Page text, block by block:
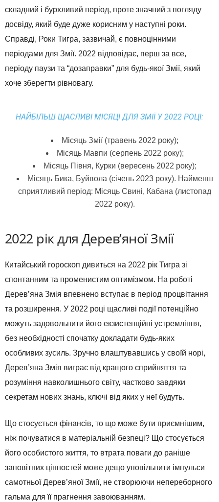
складний і бурхливий період, проте значний з погляду
досвіду, який буде дуже корисним у наступні роки.
Справді, Роки Тигра, зазвичай, є повноцінними
періодами для Змії. 2022 відповідає, перш за все,
періоду паузи та “дозаправки” для будь-якої Змії, який
хоче зберегти рівновагу.
НАЙБІЛЬШ ЩАСЛИВІ МІСЯЦІ ДЛЯ ЗМІЇ У 2022 РОЦІ:
Місяць Змії (травень 2022 року);
Місяць Мавпи (серпень 2022 року);
Місяць Півня, Курки (вересень 2022 року);
Місяць Бика, Буйвола (січень 2023 року). Найменш
сприятливий період: Місяць Свині, Кабана (листопад
2022 року).
2022 рік для Дерев’яної Змії
Китайський гороскоп дивиться на 2022 рік Тигра зі
спонтанним та променистим оптимізмом. На роботі
Дерев’яна Змія впевнено вступає в період процвітання
та розширення. У 2022 році щасливі події потенційно
можуть задовольнити його екзистенційні устремління,
без необхідності спочатку докладати будь-яких
особливих зусиль. Зручно влаштувавшись у своїй норі,
Дерев’яна Змія виграє від кращого сприйняття та
розуміння навколишнього світу, частково завдяки
секретам нових знань, ключі від яких у неї будуть.
Що стосується фінансів, то що може бути приємнішим,
ніж почуватися в матеріальній безпеці? Що стосується
його особистого життя, то втрата поваги до раніше
заповітних цінностей може дещо уповільнити імпульси
самотньої Дерев’яної Змії, не створюючи непереборного
гальма для її прагнення завоюванням.